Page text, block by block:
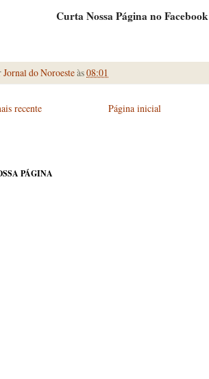
Curta Nossa Página no Facebook
Jornal do Noroesteàs08:01
recente Página inicial
PÁGINA